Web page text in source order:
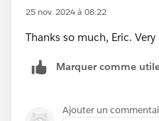
25 nov. 2024 à 08:22
Thanks so much, Eric.
Marquer comme
Ajouter un